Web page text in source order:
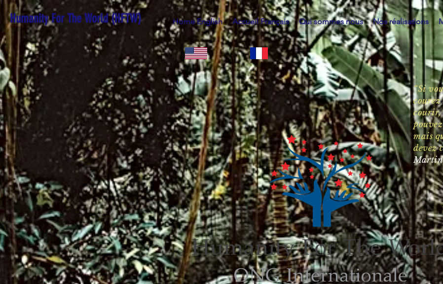
Humanity For The World (HFTW) Home English Accueil Français Qui sommes nous Nos réalisations
“Si
courez
courir,
mais
devez